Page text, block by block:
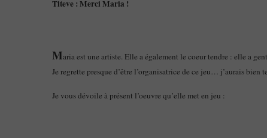
Titeve : Merci Maria !
Maria est une artiste. Elle a également le coeur tendre : elle a
Je regrette presque d’être l’organisatrice de ce jeu… j’aurais bien
Je vous dévoile à présent l’oeuvre qu’elle met en jeu :